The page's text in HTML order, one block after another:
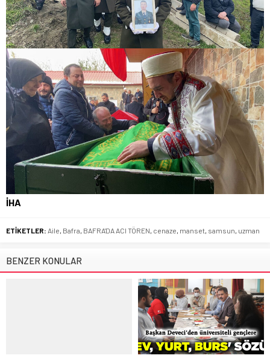
İHA
ETİKETLER: Aile, Bafra, BAFRA'DA ACI TÖREN, cenaze, manset, samsun, uzman
BENZER KONULAR